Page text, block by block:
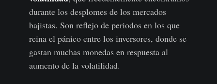
durante los desplomes de los mercados
bajistas. Son reflejo de periodos en los que
reina el pánico entre los inversores, donde se
gastan muchas monedas en respuesta al
aumento de la volatilidad.